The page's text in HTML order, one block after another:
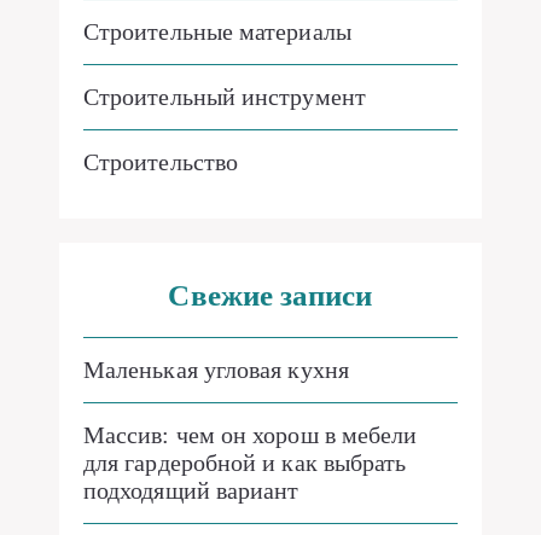
Строительные материалы
Строительный инструмент
Строительство
Свежие записи
Маленькая угловая кухня
Массив: чем он хорош в мебели
для гардеробной и как выбрать
подходящий вариант